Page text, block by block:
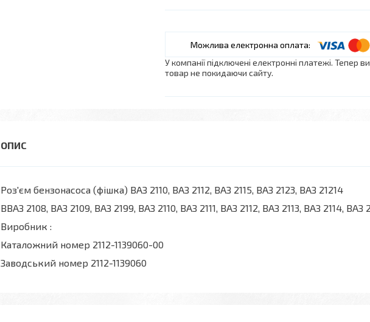
У компанії підключені електронні платежі. Тепер
товар не покидаючи сайту.
Роз'єм бензонасоса (фішка) ВАЗ 2110, ВАЗ 2112, ВАЗ 2115, ВАЗ 2123, ВАЗ 21214
ВВАЗ 2108, ВАЗ 2109, ВАЗ 2199, ВАЗ 2110, ВАЗ 2111, ВАЗ 2112, ВАЗ 2113, ВАЗ 2114, ВАЗ
Виробник :
Каталожний номер 2112-1139060-00
Заводський номер 2112-1139060